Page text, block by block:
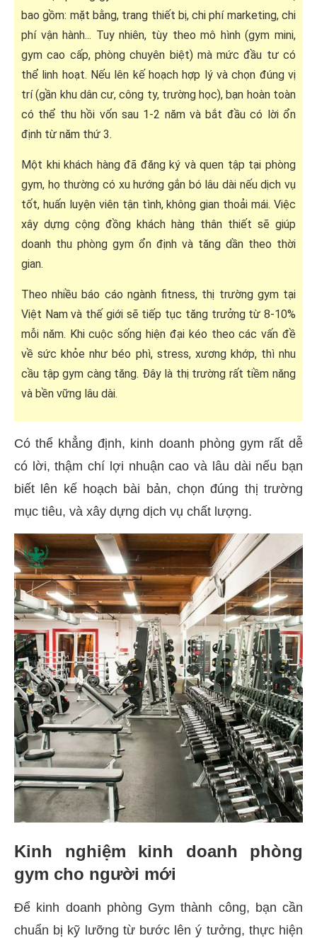
bao gồm: mặt bằng, trang thiết bị, chi phí marketing, chi
phí vận hành... Tuy nhiên, tùy theo mô hình (gym mini,
gym cao cấp, phòng chuyên biệt) mà mức đầu tư có
thể linh hoạt. Nếu lên kế hoạch hợp lý và chọn đúng vị
trí (gần khu dân cư, công ty, trường học), bạn hoàn toàn
có thể thu hồi vốn sau 1-2 năm và bắt đầu có lời ổn
định từ năm thứ 3.
Một khi khách hàng đã đăng ký và quen tập tại phòng
gym, họ thường có xu hướng gắn bó lâu dài nếu dịch vụ
tốt, huấn luyện viên tận tình, không gian thoải mái. Việc
xây dựng cộng đồng khách hàng thân thiết sẽ giúp
doanh thu phòng gym ổn định và tăng dần theo thời
gian.
Theo nhiều báo cáo ngành fitness, thị trường gym tại
Việt Nam và thế giới sẽ tiếp tục tăng trưởng từ 8-10%
mỗi năm. Khi cuộc sống hiện đại kéo theo các vấn đề
về sức khỏe như béo phì, stress, xương khớp, thì nhu
cầu tập gym càng tăng. Đây là thị trường rất tiềm năng
và bền vững lâu dài.
Có thể khẳng định, kinh doanh phòng gym rất dễ
có lời, thậm chí lợi nhuận cao và lâu dài nếu bạn
biết lên kế hoạch bài bản, chọn đúng thị trường
mục tiêu, và xây dựng dịch vụ chất lượng.
Kinh nghiệm kinh doanh phòng
gym cho người mới
Để kinh doanh phòng Gym thành công, bạn cần
chuẩn bị kỹ lưỡng từ bước lên ý tưởng, thực hiện